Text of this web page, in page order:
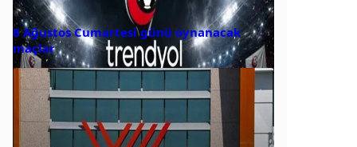
8 Ağustos Cumartesi günü oynanacak
maçlar